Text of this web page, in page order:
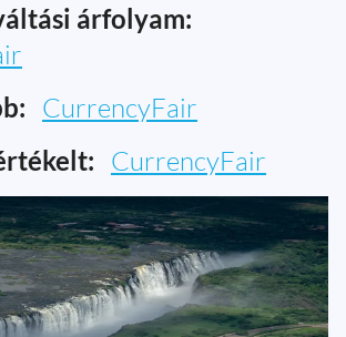
árfolyam:
CurrencyFair
CurrencyFair